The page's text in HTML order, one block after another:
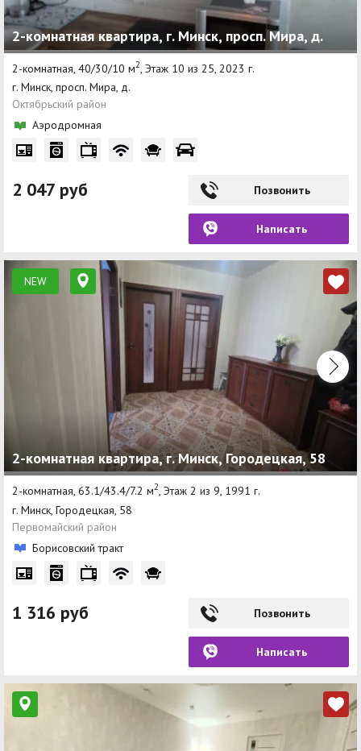
2-комнатная квартира, г. Минск, просп. Мира, д.
2-комнатная, 40/30/10 м2 , Этаж 10 из 25, 2023 г.
г. Минск, просп. Мира, д.
Октябрьский район
Аэродромная
2 047 руб Позвонить
Написать
NEW
2-комнатная квартира, г. Минск, Городецкая, 58
2-комнатная, 63.1/43.4/7.2 м2, Этаж 2 из 9, 1991 г.
г. Минск, Городецкая, 58
Первомайский район
Борисовский тракт
1 316 руб Позвонить
Написать